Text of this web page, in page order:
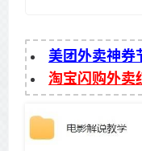
美团外卖神
淘宝闪购外